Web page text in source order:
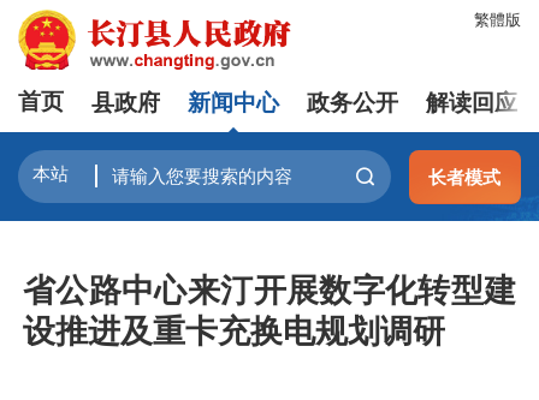
繁體版
首页 县政府 新闻中心 政务公开 解读回应
长者模式
省公路中心来汀开展数字化转型建
设推进及重卡充换电规划调研